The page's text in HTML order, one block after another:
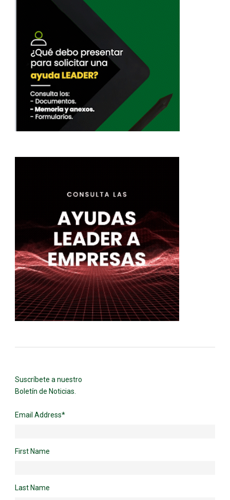
Suscríbete a nuestro
Boletín de Noticias.
Email Address*
First Name
Last Name